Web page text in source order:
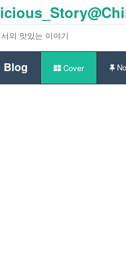
의 맛있는 이야기
Blog Cover